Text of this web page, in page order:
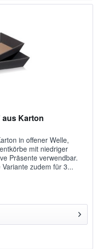
Karton
in offener Welle,
mit niedriger
Präsente verwendbar.
zudem für 3...